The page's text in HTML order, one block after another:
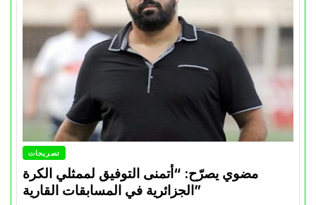
تصريحات
مضوي يصرّح: “أتمنى التوفيق لممثلي الكرة
الجزائرية في المسابقات القارية”